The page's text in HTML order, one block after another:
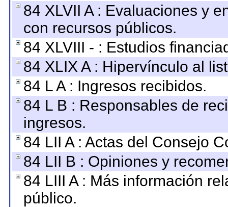
84 XLVII A : Evaluaciones y
con recursos públicos.
84 XLVIII - : Estudios
84 XLIX A : Hipervínculo al
84 L A : Ingresos recibidos.
84 L B : Responsables de
ingresos.
84 LII A : Actas del Consejo
84 LII B : Opiniones y
84 LIII A : Más información
público.